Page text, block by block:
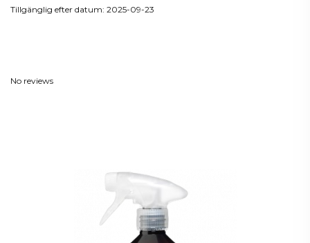
Tillgänglig efter datum: 2025-09-23
No reviews